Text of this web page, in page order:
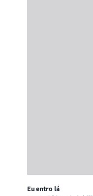
Eu entro lá